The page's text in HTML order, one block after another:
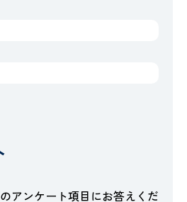
アンケート項目にお答えくだ